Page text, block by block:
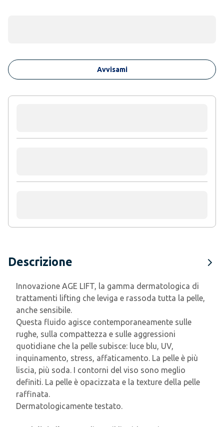
Avvisami
Descrizione
Innovazione AGE LIFT, la gamma dermatologica di
trattamenti lifting che leviga e rassoda tutta la pelle,
anche sensibile.
Questa fluido agisce contemporaneamente sulle
rughe, sulla compattezza e sulle aggressioni
quotidiane che la pelle subisce: luce blu, UV,
inquinamento, stress, affaticamento. La pelle è più
liscia, più soda. I contorni del viso sono meglio
definiti. La pelle è opacizzata e la texture della pelle
raffinata.
Dermatologicamente testato.